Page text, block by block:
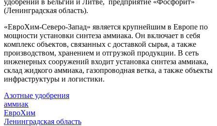
(Ленинградская область).
«ЕвроХим-Северо-Запад» является крупнейшим в Европе по
мощности установки синтеза аммиака. Он включает в себя
комплекс объектов, связанных с доставкой сырья, а также
производством, хранением и отгрузкой продукции. В сеть
инженерных сооружений входит установка синтеза аммиака,
склад жидкого аммиака, газопроводная ветка, а также объекты
инфраструктуры и логистики.
Азотные удобрения
аммиак
ЕвроХим
Ленинградская область